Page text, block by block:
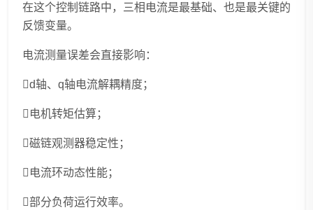
在这个控制链路中，三相电流是最基础、也是最关键的
反馈变量。
电流测量误差会直接影响：
d轴、q轴电流解耦精度；
电机转矩估算；
磁链观测器稳定性；
电流环动态性能；
部分负荷运行效率。